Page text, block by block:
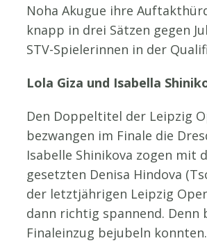
Noha Akugue ihre
knapp in drei Sätzen gegen
STV-Spielerinnen in der
Lola Giza und Isabella
Den Doppeltitel der Leipzig
bezwangen im Finale die
Isabelle Shinikova zogen mit
gesetzten Denisa Hindova
der letztjährigen Leipzig
dann richtig spannend. Denn
Finaleinzug bejubeln